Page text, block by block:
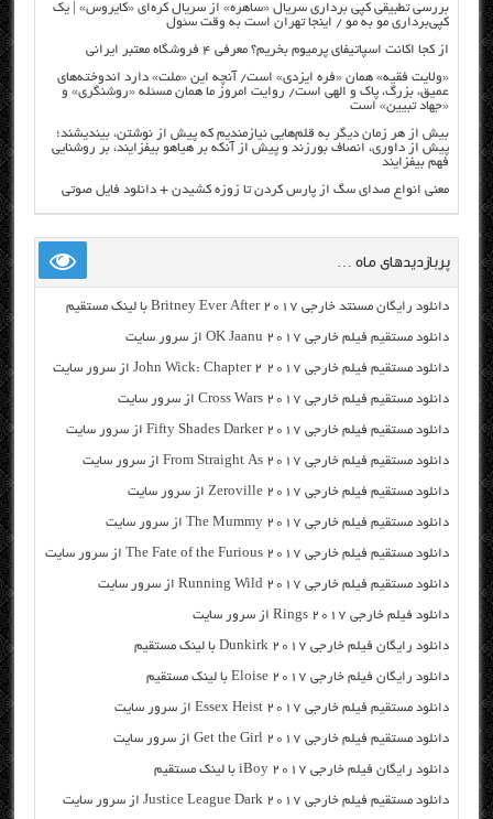
بررسی تطبیقی کپی برداری سریال «ساهره» از سریال کره‌ای «کایروس» | یک
کپی‌برداری مو به مو / اینجا تهران است به وقت سئول
از کجا اکانت اسپاتیفای پرمیوم بخریم؟ معرفی ۴ فروشگاه معتبر ایرانی
«ولایت فقیه» همان «فره ایزدی» است/ آنچه این «ملت» دارد اندوخته‌های
عمیق، بزرگ، پاک و الهی است/ روایت امروز ما همان مسئله «روشنگری» و
«جهاد تبیین» است
بیش از هر زمان دیگر به قلم‌هایی نیازمندیم که پیش از نوشتن، بیندیشند؛
پیش از داوری، انصاف بورزند و پیش از آنکه بر هیاهو بیفزایند، بر روشنایی
فهم بیفزایند
معنی انواع صدای سگ از پارس کردن تا زوزه کشیدن + دانلود فایل صوتی
پربازدیدهای ماه …
دانلود رایگان مسنتد خارجی Britney Ever After 2017 با لینک مستقیم
دانلود مستقیم فیلم خارجی OK Jaanu 2017 از سرور سایت
دانلود مستقیم فیلم خارجی John Wick: Chapter 2 2017 از سرور سایت
دانلود مستقیم فیلم خارجی Cross Wars 2017 از سرور سایت
دانلود مستقیم فیلم خارجی Fifty Shades Darker 2017 از سرور سایت
دانلود مستقیم فیلم خارجی From Straight As 2017 از سرور سایت
دانلود مستقیم فیلم خارجی Zeroville 2017 از سرور سایت
دانلود مستقیم فیلم خارجی The Mummy 2017 از سرور سایت
دانلود مستقیم فیلم خارجی The Fate of the Furious 2017 از سرور سایت
دانلود مستقیم فیلم خارجی Running Wild 2017 از سرور سایت
دانلود فیلم خارجی Rings 2017 از سرور سایت
دانلود رایگان فیلم خارجی Dunkirk 2017 با لینک مستقیم
دانلود رایگان فیلم خارجی Eloise 2017 با لینک مستقیم
دانلود مستقیم فیلم خارجی Essex Heist 2017 از سرور سایت
دانلود مستقیم فیلم خارجی Get the Girl 2017 از سرور سایت
دانلود رایگان فیلم خارجی iBoy 2017 با لینک مستقیم
دانلود مستقیم فیلم خارجی Justice League Dark 2017 از سرور سایت